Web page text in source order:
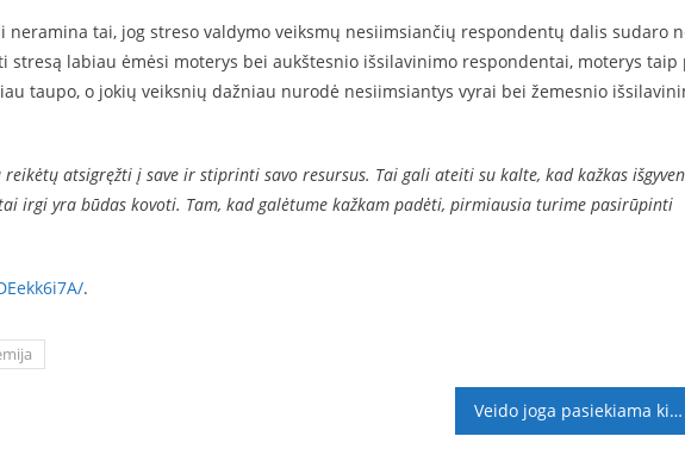
tai, jog streso valdymo veiksmų nesiimsiančių respondentų dalis sudaro
stresą labiau ėmėsi moterys bei aukštesnio išsilavinimo respondentai, moterys taip
taupo, o jokių veiksnių dažniau nurodė nesiimsiantys vyrai bei žemesnio
atsigręžti į save ir stiprinti savo resursus. Tai gali ateiti su kalte, kad kažkas
irgi yra būdas kovoti. Tam, kad galėtume kažkam padėti, pirmiausia turime pasirūpinti
.
Veido joga pasiekiama kiekvienam – kviečiama į praktikas socialiniuose tinkluose